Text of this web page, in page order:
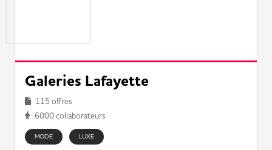
Galeries Lafayette
115 offres
6000 collaborateurs
MODE LUXE